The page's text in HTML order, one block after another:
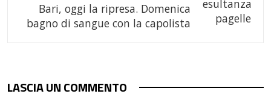
Bari, oggi la ripresa. Domenica
bagno di sangue con la capolista
LASCIA UN COMMENTO